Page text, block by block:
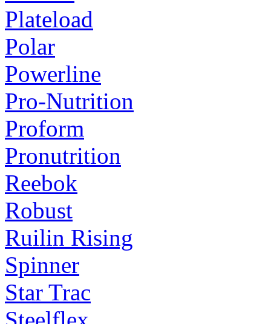
Plateload
Polar
Powerline
Pro-Nutrition
Proform
Pronutrition
Reebok
Robust
Ruilin Rising
Spinner
Star Trac